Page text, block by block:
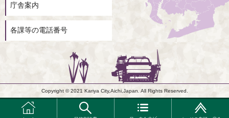
庁舎案内
各課等の電話番号
Copyright © 2021 Kariya City,Aichi,Japan. All Rights Reserved.